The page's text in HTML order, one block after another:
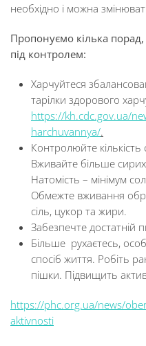
необхідно і можна
Пропонуємо кілька
під контролем:
Харчуйтеся
тарілки здорового
https://kh.cdc.gov.ua/
harchuvannya/.
Контролюйте кількість
Вживайте більше сирих
Натомість – мінімум
Обмежте вживання
сіль, цукор та жири.
Забезпечте достатній
Більше рухаєтесь,
спосіб життя. Робіть
пішки. Підвищить
https://phc.org.ua/news/
aktivnosti